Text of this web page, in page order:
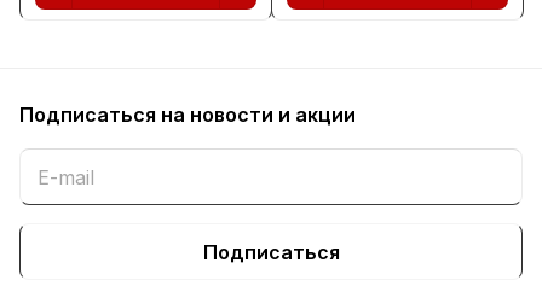
Подписаться на новости и акции
Подписаться